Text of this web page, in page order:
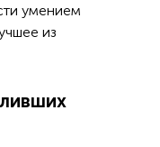
умением
из